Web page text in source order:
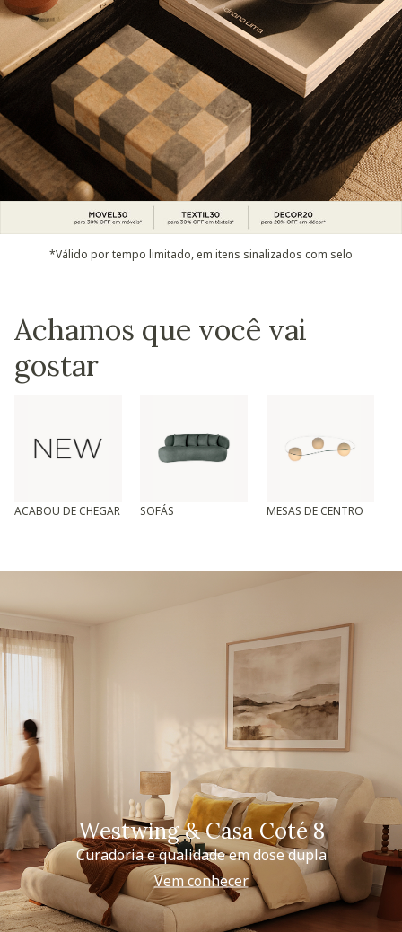
*Válido por tempo limitado, em itens sinalizados com selo
Achamos que você vai
gostar
ACABOU DE CHEGAR SOFÁS MESAS DE CENTRO
Westwing & Casa Coté 8
Curadoria e qualidade em dose dupla
Vem conhecer